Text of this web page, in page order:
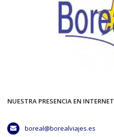
NUESTRA PRESENCIA EN INTERNET
boreal@borealviajes.es